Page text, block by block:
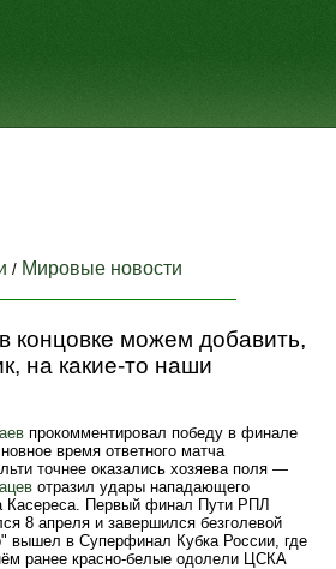
/ Мировые новости
концовке можем добавить,
на какие-то наши
прокомментировал победу в финале
время ответного матча
точнее оказались хозяева поля —
отразил удары нападающего
Касереса. Первый финал Пути РПЛ
8 апреля и завершился безголевой
вышел в Суперфинал Кубка России, где
ранее красно-белые одолели ЦСКА